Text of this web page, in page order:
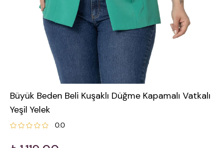
Büyük Beden Beli Kuşaklı Düğme Kapamalı Vatkalı
Yeşil Yelek
0.0